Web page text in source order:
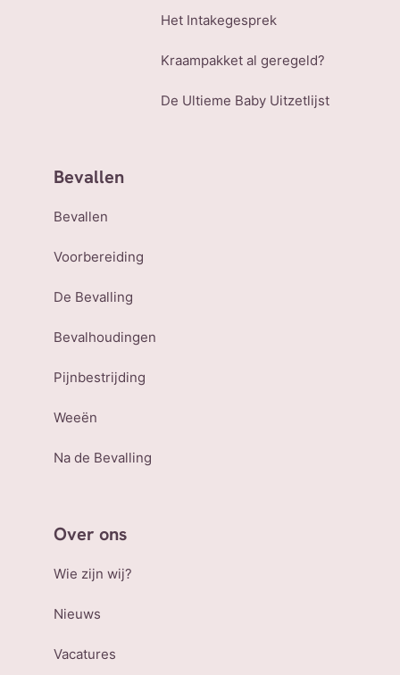
Het Intakegesprek
Kraampakket al geregeld?
De Ultieme Baby Uitzetlijst
Bevallen
Bevallen
Voorbereiding
De Bevalling
Bevalhoudingen
Pijnbestrijding
Weeën
Na de Bevalling
Over ons
Wie zijn wij?
Nieuws
Vacatures